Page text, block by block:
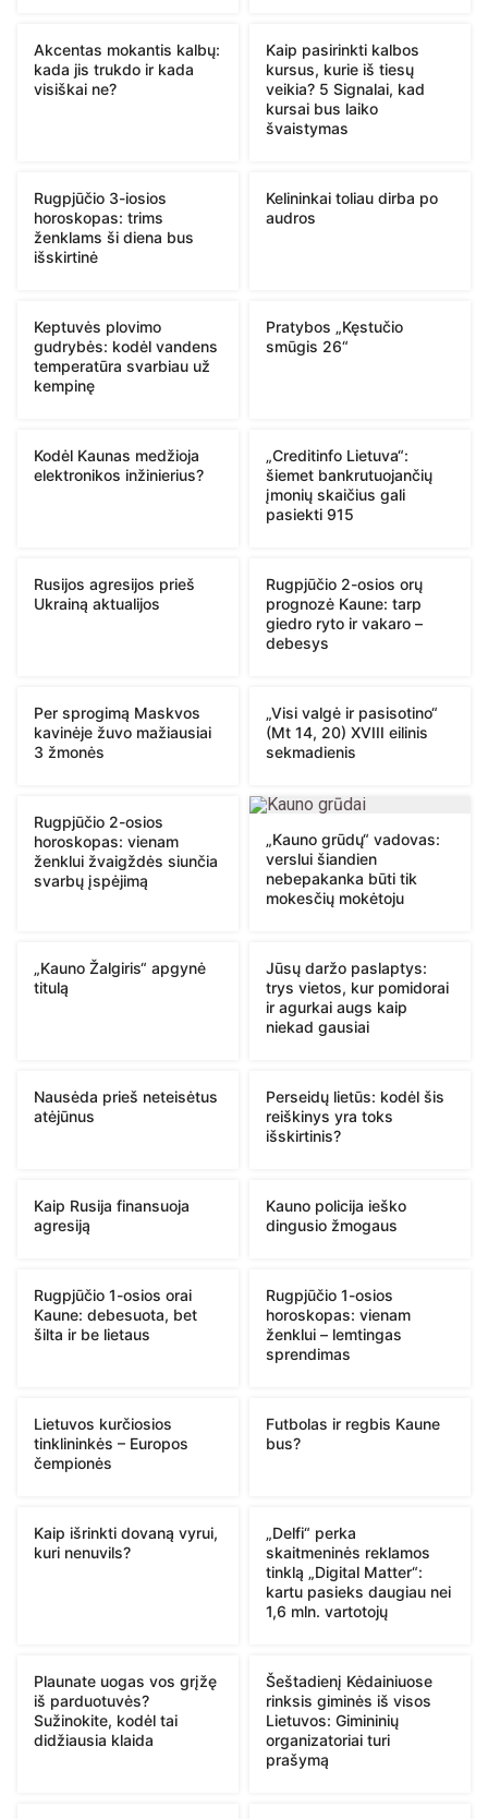
Akcentas mokantis kalbų:
kada jis trukdo ir kada
visiškai ne?
Kaip pasirinkti kalbos
kursus, kurie iš tiesų
veikia? 5 Signalai, kad
kursai bus laiko
švaistymas
Rugpjūčio 3-iosios
horoskopas: trims
ženklams ši diena bus
išskirtinė
Kelininkai toliau dirba po
audros
Keptuvės plovimo
gudrybės: kodėl vandens
temperatūra svarbiau už
kempinę
Pratybos „Kęstučio
smūgis 26“
Kodėl Kaunas medžioja
elektronikos inžinierius?
„Creditinfo Lietuva“:
šiemet bankrutuojančių
įmonių skaičius gali
pasiekti 915
Rusijos agresijos prieš
Ukrainą aktualijos
Rugpjūčio 2-osios orų
prognozė Kaune: tarp
giedro ryto ir vakaro –
debesys
Per sprogimą Maskvos
kavinėje žuvo mažiausiai
3 žmonės
„Visi valgė ir pasisotino“
(Mt 14, 20) XVIII eilinis
sekmadienis
Rugpjūčio 2-osios
horoskopas: vienam
ženklui žvaigždės siunčia
svarbų įspėjimą
„Kauno grūdų“ vadovas:
verslui šiandien
nebepakanka būti tik
mokesčių mokėtoju
„Kauno Žalgiris“ apgynė
titulą
Jūsų daržo paslaptys:
trys vietos, kur pomidorai
ir agurkai augs kaip
niekad gausiai
Nausėda prieš neteisėtus
atėjūnus
Perseidų lietūs: kodėl šis
reiškinys yra toks
išskirtinis?
Kaip Rusija finansuoja
agresiją
Kauno policija ieško
dingusio žmogaus
Rugpjūčio 1-osios orai
Kaune: debesuota, bet
šilta ir be lietaus
Rugpjūčio 1-osios
horoskopas: vienam
ženklui – lemtingas
sprendimas
Lietuvos kurčiosios
tinklininkės – Europos
čempionės
Futbolas ir regbis Kaune
bus?
Kaip išrinkti dovaną vyrui,
kuri nenuvils?
„Delfi“ perka
skaitmeninės reklamos
tinklą „Digital Matter“:
kartu pasieks daugiau nei
1,6 mln. vartotojų
Plaunate uogas vos grįžę
iš parduotuvės?
Sužinokite, kodėl tai
didžiausia klaida
Šeštadienį Kėdainiuose
rinksis giminės iš visos
Lietuvos: Gimininių
organizatoriai turi
prašymą